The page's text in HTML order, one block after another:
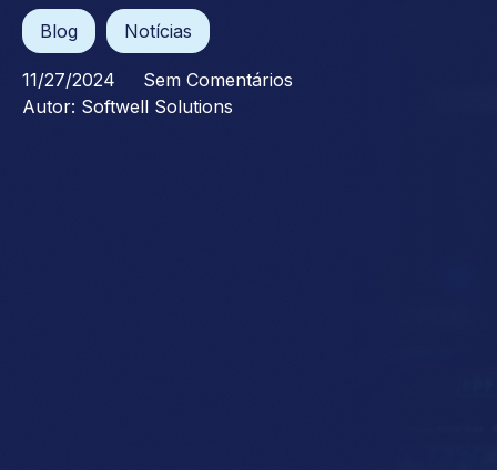
Blog Notícias
11/27/2024
Sem Comentários
Autor: Softwell Solutions